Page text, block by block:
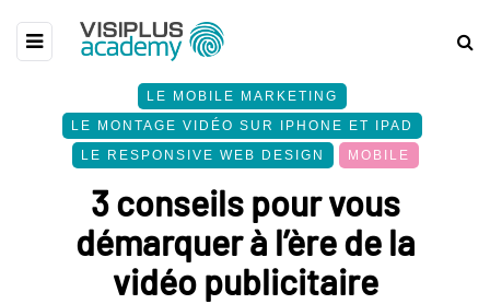
LE MOBILE MARKETING
LE MONTAGE VIDÉO SUR IPHONE ET IPAD
LE RESPONSIVE WEB DESIGN
MOBILE
3 conseils pour vous
démarquer à l’ère de la
vidéo publicitaire